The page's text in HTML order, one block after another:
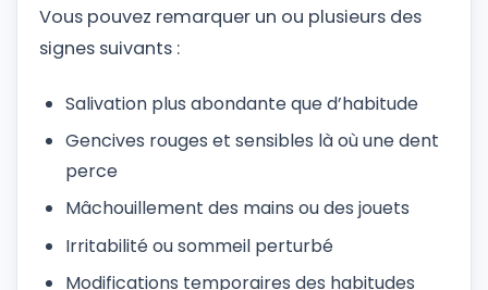
Vous pouvez remarquer un ou plusieurs des
signes suivants :
Salivation plus abondante que d’habitude
Gencives rouges et sensibles là où une dent
perce
Mâchouillement des mains ou des jouets
Irritabilité ou sommeil perturbé
Modifications temporaires des habitudes